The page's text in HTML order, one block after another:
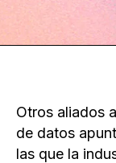
Otros aliados
de datos
las que la